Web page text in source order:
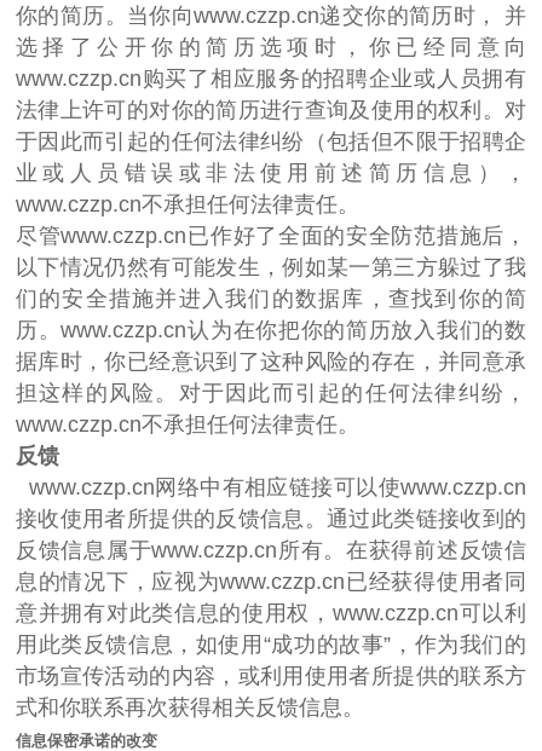
你的简历。当你向www.czzp.cn递交你的简历时， 并
选择了公开你的简历选项时，你已经同意向
www.czzp.cn购买了相应服务的招聘企业或人员拥有
法律上许可的对你的简历进行查询及使用的权利。对
于因此而引起的任何法律纠纷（包括但不限于招聘企
业或人员错误或非法使用前述简历信息），
www.czzp.cn不承担任何法律责任。
尽管www.czzp.cn已作好了全面的安全防范措施后，
以下情况仍然有可能发生，例如某一第三方躲过了我
们的安全措施并进入我们的数据库，查找到你的简
历。www.czzp.cn认为在你把你的简历放入我们的数
据库时，你已经意识到了这种风险的存在，并同意承
担这样的风险。对于因此而引起的任何法律纠纷，
www.czzp.cn不承担任何法律责任。
反馈
www.czzp.cn网络中有相应链接可以使www.czzp.cn
接收使用者所提供的反馈信息。通过此类链接收到的
反馈信息属于www.czzp.cn所有。在获得前述反馈信
息的情况下，应视为www.czzp.cn已经获得使用者同
意并拥有对此类信息的使用权，www.czzp.cn可以利
用此类反馈信息，如使用“成功的故事”，作为我们的
市场宣传活动的内容，或利用使用者所提供的联系方
式和你联系再次获得相关反馈信息。
信息保密承诺的改变